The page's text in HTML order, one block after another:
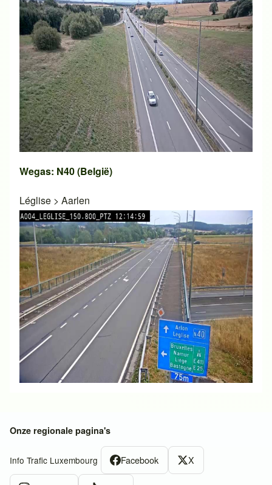
Wegas: N40 (België)
Léglise > Aarlen
Onze regionale pagina's
Info Trafic Luxembourg Facebook X